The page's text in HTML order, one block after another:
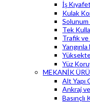
İş
Kulak
Tek
Trafik
Yüksekte
Yüz
MEKANİK
Alt Yapı
Ankraj
Basınçlı